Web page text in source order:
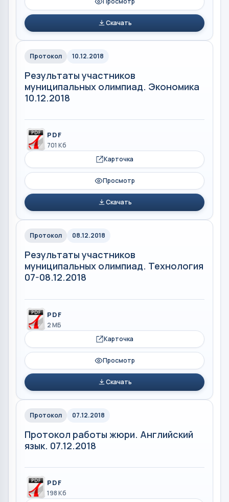
Скачать
Протокол 10.12.2018
Результаты участников
муниципальных олимпиад. Экономика
10.12.2018
PDF
701 Кб
Карточка
Просмотр
Скачать
Протокол 08.12.2018
Результаты участников
муниципальных олимпиад. Технология
07-08.12.2018
PDF
2 МБ
Карточка
Просмотр
Скачать
Протокол 07.12.2018
Протокол работы жюри. Английский
язык. 07.12.2018
PDF
198 Кб